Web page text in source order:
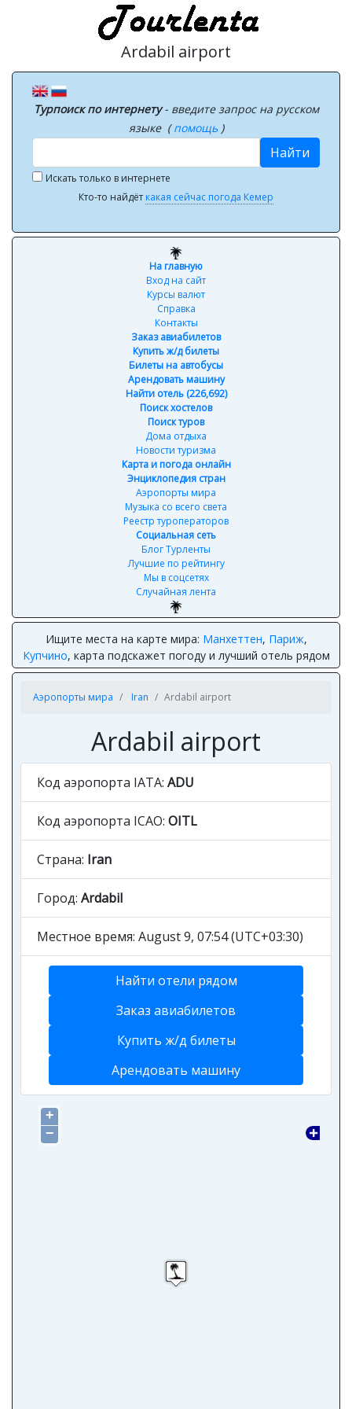
Ardabil airport
Турпоиск по интернету- введите запрос на русском
языке (помощь )
Найти
Искать только в интернете
Кто-то найдёт какая сейчас погода Кемер
На главную
Вход на сайт
Курсы валют
Справка
Контакты
Заказ авиабилетов
Купить ж/д билеты
Билеты на автобусы
Арендовать машину
Найти отель (226,692)
Поиск хостелов
Поиск туров
Дома отдыха
Новости туризма
Карта и погода онлайн
Энциклопедия стран
Аэропорты мира
Музыка со всего света
Реестр туроператоров
Социальная сеть
Блог Турленты
Лучшие по рейтингу
Мы в соцсетях
Случайная лента
Ищите места на карте мира: Манхеттен, Париж,
Купчино, карта подскажет погоду и лучший отель рядом
Аэропорты мира Iran Ardabil airport
Ardabil airport
Код аэропорта IATA: ADU
Код аэропорта ICAO: OITL
Страна: Iran
Город: Ardabil
Местное время: August 9, 07:54 (UTC+03:30)
Найти отели рядом
Заказ авиабилетов
Купить ж/д билеты
Арендовать машину
+
−